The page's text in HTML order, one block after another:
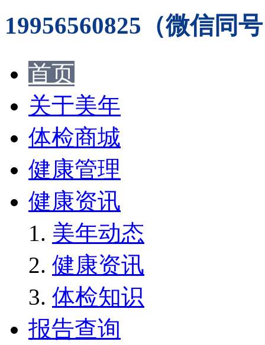
19956560825（微信同
首页
关于美年
体检商城
健康管理
健康资讯
美年动态
健康资讯
体检知识
报告查询